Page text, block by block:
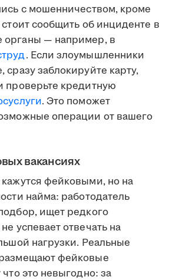
с мошенничеством, кроме
сообщить об инциденте в
— например, в
. Если злоумышленники
заблокируйте карту,
проверьте кредитную
. Это поможет
операции от вашего
вакансиях
фейковыми, но на
найма: работодатель
ищет редкого
успевает отвечать на
нагрузки. Реальные
фейковые
это невыгодно: за